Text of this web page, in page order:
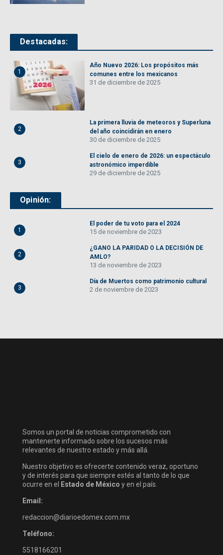
Destacadas:
1
Año Nuevo 2026: Los propósitos más
comunes entre los mexicanos
31 de diciembre de 2025
2
La primera lluvia de meteoros y Superluna
del año coincidirán en enero
30 de diciembre de 2025
3
El cielo de enero de 2026: un espectáculo
astronómico imperdible
29 de diciembre de 2025
Opinión:
1
El poder de tu voto para el 2024
15 de noviembre de 2023
2
¿GANO LA PARIDAD O LA DECISIÓN DE
AMLO?
13 de noviembre de 2023
3
Día de Muertos como patrimonio cultural
2 de noviembre de 2023
Somos un portal de noticias comprometido con
mantenerte informado sobre los sucesos más
relevantes de nuestro estado y más allá.
Nuestro objetivo es ofrecerte contenido veraz, oportuno
y de interés para que siempre estés al tanto de lo que
ocurre en el
Estado de México y en el país.
Email:
redaccion@diarioedomex.com.mx
Teléfono:
5518166201